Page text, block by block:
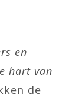
en
hart van
de